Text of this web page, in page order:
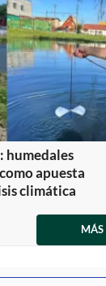
humedales
apuesta
climática
MÁS